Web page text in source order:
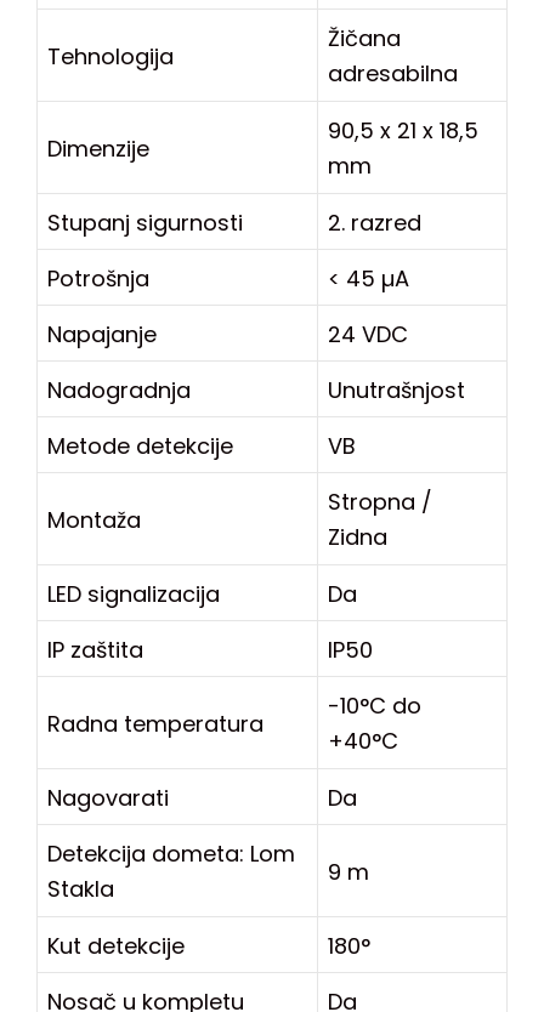
Tehnologija
Žičana
adresabilna
Dimenzije
90,5 x 21 x 18,5
mm
Stupanj sigurnosti
2. razred
Potrošnja
< 45 µA
Napajanje
24 VDC
Nadogradnja
Unutrašnjost
Metode detekcije
VB
Montaža
Stropna /
Zidna
LED signalizacija
Da
IP zaštita
IP50
Radna temperatura
-10°C do
+40°C
Nagovarati
Da
Detekcija dometa: Lom
Stakla
9 m
Kut detekcije
180°
Nosač u kompletu
Da